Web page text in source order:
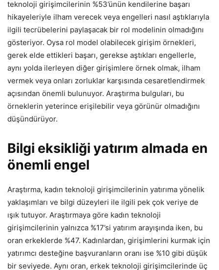
teknoloji girişimcilerinin %53’ünün kendilerine başarı
hikayeleriyle ilham verecek veya engelleri nasıl aştıklarıyla
ilgili tecrübelerini paylaşacak bir rol modelinin olmadığını
gösteriyor. Oysa rol model olabilecek girişim örnekleri,
gerek elde ettikleri başarı, gerekse aştıkları engellerle,
aynı yolda ilerleyen diğer girişimlere örnek olmak, ilham
vermek veya onları zorluklar karşısında cesaretlendirmek
açısından önemli bulunuyor. Araştırma bulguları, bu
örneklerin yeterince erişilebilir veya görünür olmadığını
düşündürüyor.
Bilgi eksikliği yatırım almada en
önemli engel
Araştırma, kadın teknoloji girişimcilerinin yatırıma yönelik
yaklaşımları ve bilgi düzeyleri ile ilgili pek çok veriye de
ışık tutuyor. Araştırmaya göre kadın teknoloji
girişimcilerinin yalnızca %17’si yatırım arayışında iken, bu
oran erkeklerde %47. Kadınlardan, girişimlerini kurmak için
yatırımcı desteğine başvuranların oranı ise %10 gibi düşük
bir seviyede. Aynı oran, erkek teknoloji girişimcilerinde üç